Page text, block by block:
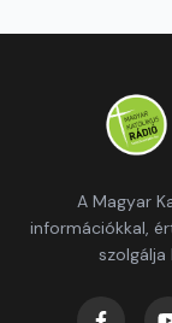
A Magyar
információkkal,